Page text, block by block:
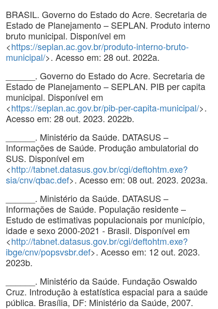
BRASIL. Governo do Estado do Acre. Secretaria de
Estado de Planejamento – SEPLAN. Produto interno
bruto municipal. Disponível em
<https://seplan.ac.gov.br/produto-interno-bruto-
municipal/>. Acesso em: 28 out. 2022a.
______. Governo do Estado do Acre. Secretaria de
Estado de Planejamento – SEPLAN. PIB per capita
municipal. Disponível em
<https://seplan.ac.gov.br/pib-per-capita-municipal/>.
Acesso em: 28 out. 2023. 2022b.
______. Ministério da Saúde. DATASUS –
Informações de Saúde. Produção ambulatorial do
SUS. Disponível em
<http://tabnet.datasus.gov.br/cgi/deftohtm.exe?
sia/cnv/qbac.def>. Acesso em: 08 out. 2023. 2023a.
______. Ministério da Saúde. DATASUS –
Informações de Saúde. População residente –
Estudo de estimativas populacionais por município,
idade e sexo 2000-2021 - Brasil. Disponível em
<http://tabnet.datasus.gov.br/cgi/deftohtm.exe?
ibge/cnv/popsvsbr.def>. Acesso em: 12 out. 2023.
2023b.
______. Ministério da Saúde. Fundação Oswaldo
Cruz. Introdução à estatística espacial para a saúde
pública. Brasília, DF: Ministério da Saúde, 2007.